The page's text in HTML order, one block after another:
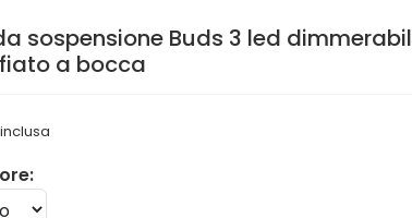
sospensione Buds 3 led
a bocca